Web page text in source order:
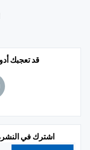
قد تعجبك
اشترك في النشرة